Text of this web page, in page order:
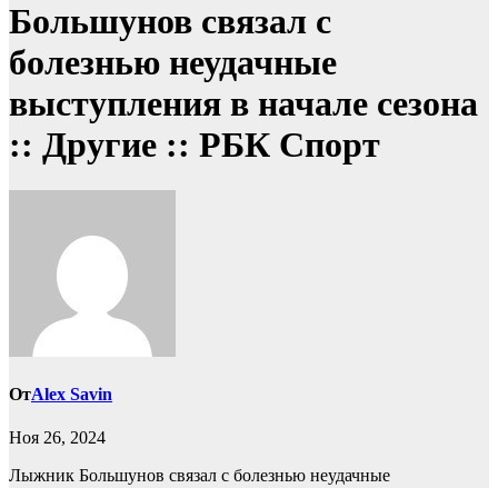
Большунов связал с
болезнью неудачные
выступления в начале сезона
:: Другие :: РБК Спорт
ОтAlex Savin
Ноя 26, 2024
Лыжник Большунов связал с болезнью неудачные